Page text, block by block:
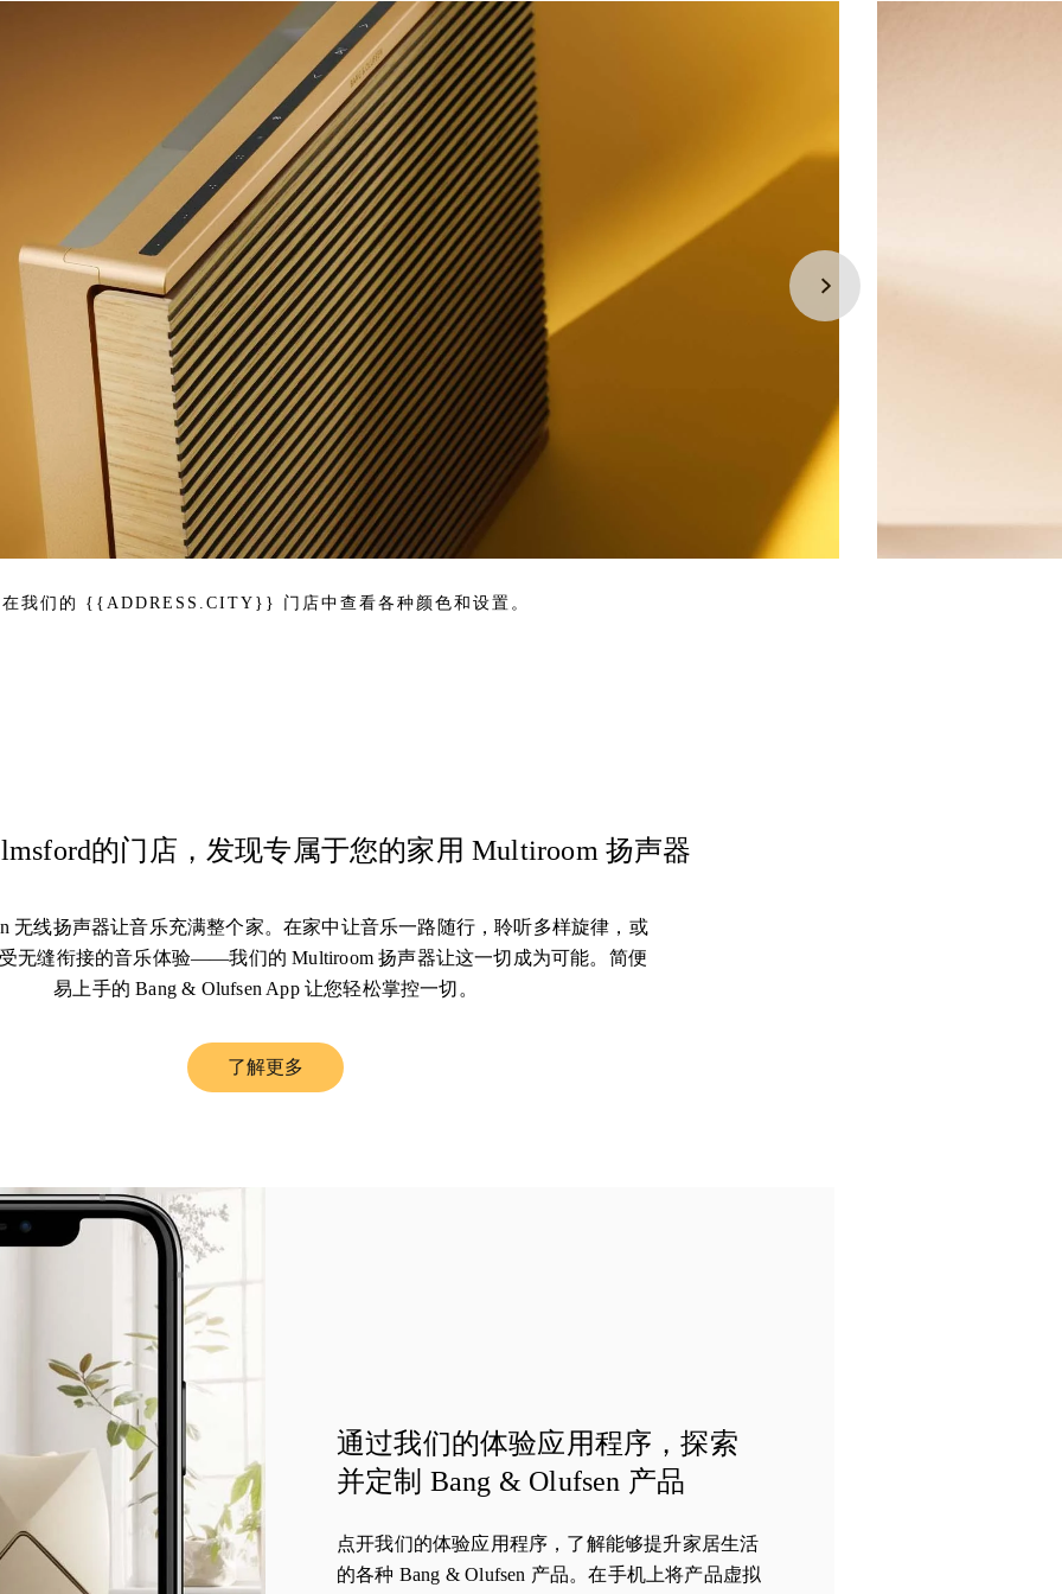
在我们的 {{ADDRESS.CITY}} 门店中查看各种颜色和设置。
的门店，发现专属于您的家用 Multiroom 扬声器
无线扬声器让音乐充满整个家。在家中让音乐一路随行，聆听多样旋律，或
无缝衔接的音乐体验——我们的 Multiroom 扬声器让这一切成为可能。简便
易上手的 Bang & Olufsen App 让您轻松掌控一切。
了解更多Link Opens in New Tab
通过我们的体验应用程序，探索
并定制 Bang & Olufsen 产品
点开我们的体验应用程序，了解能够提升家居生活
的各种 Bang & Olufsen 产品。在手机上将产品虚拟